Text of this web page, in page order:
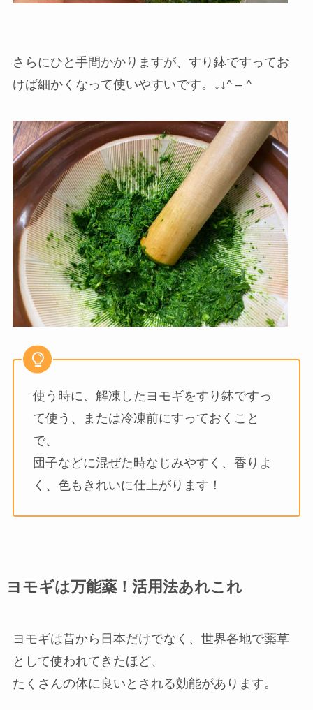
さらにひと手間かかりますが、すり鉢ですってお
けば細かくなって使いやすいです。↓↓^ – ^
使う時に、解凍したヨモギをすり鉢ですっ
て使う、または冷凍前にすっておくこと
で、
団子などに混ぜた時なじみやすく、香りよ
く、色もきれいに仕上がります！
ヨモギは万能薬！活用法あれこれ
ヨモギは昔から日本だけでなく、世界各地で薬草
として使われてきたほど、
たくさんの体に良いとされる効能があります。